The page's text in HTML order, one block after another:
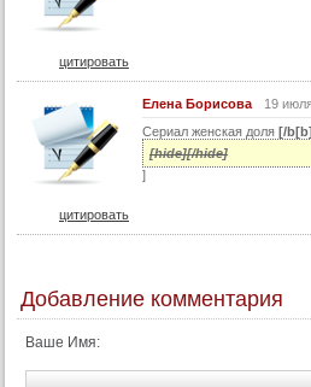
32 серия
34 серия
35 серия
36 серия
37 серия
38 серия
40 серия
41 серия
цитировать
Елена Борисова
19
Сериал женская доля [/b[b]
[hide][/hide]
]
цитировать
Добавление комментария
Ваше Имя: